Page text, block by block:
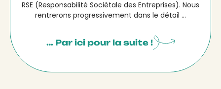
RSE (Responsabilité Sociétale des Entreprises). Nous
rentrerons progressivement dans le détail ...
… Par ici pour la suite !